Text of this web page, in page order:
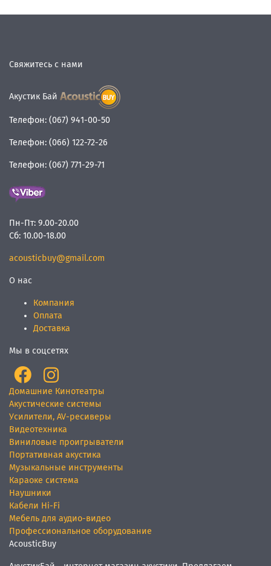
Свяжитесь с нами
Акустик Бай
Телефон: (067) 941-00-50
Телефон: (066) 122-72-26
Телефон: (067) 771-29-71
Пн-Пт: 9.00-20.00
Сб: 10.00-18.00
acousticbuy@gmail.com
О нас
Компания
Оплата
Доставка
Мы в соцсетях
Домашние Кинотеатры
Акустические системы
Усилители, AV-ресиверы
Видеотехника
Виниловые проигрыватели
Портативная акустика
Музыкальные инструменты
Караоке система
Наушники
Кабели Hi-Fi
Мебель для аудио-видео
Профессиональное оборудование
AcousticBuy